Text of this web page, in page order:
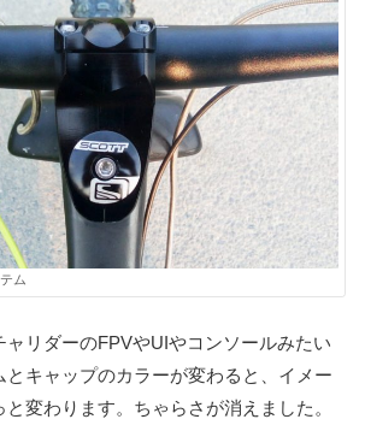
ム
ャリダーのFPVやUIやコンソールみたい
とキャップのカラーが変わると、イメー
変わります。ちゃらさが消えました。